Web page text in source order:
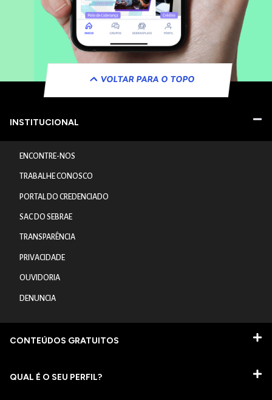
VOLTAR PARA O TOPO
INSTITUCIONAL
ENCONTRE-NOS
TRABALHE CONOSCO
PORTAL DO CREDENCIADO
SAC DO SEBRAE
TRANSPARÊNCIA
PRIVACIDADE
OUVIDORIA
DENUNCIA
CONTEÚDOS GRATUITOS
QUAL É O SEU PERFIL?